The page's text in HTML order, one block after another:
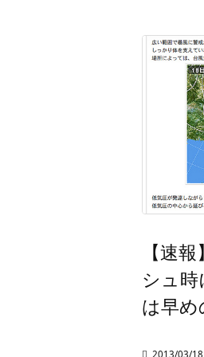
【速
シュ時
は早め
 2013/03/18